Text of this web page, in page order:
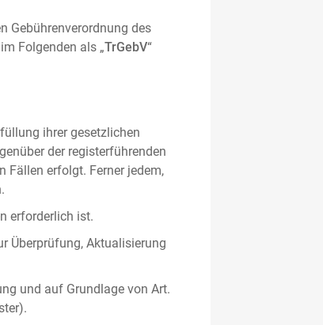
Gebührenverordnung des
Folgenden als „TrGebV“
ihrer gesetzlichen
der registerführenden
Fällen erfolgt. Ferner jedem,
erforderlich ist.
Überprüfung, Aktualisierung
und auf Grundlage von Art.